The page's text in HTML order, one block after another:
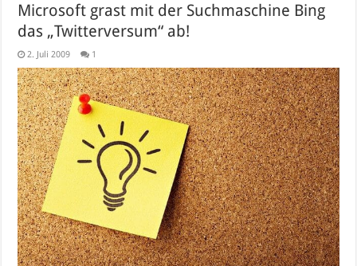
Microsoft grast mit der Suchmaschine Bing
das „Twitterversum“ ab!
2. Juli 2009 1